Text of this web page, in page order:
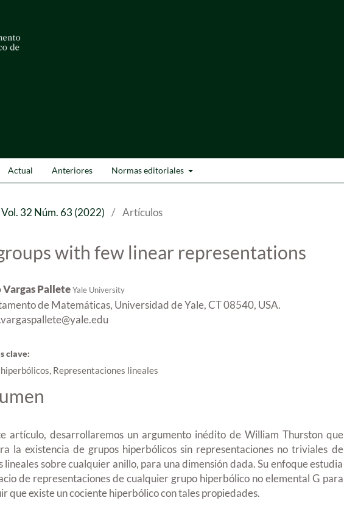
Actual Anteriores Normas editoriales
Vol. 32 Núm. 63 (2022) / Artículos
with few linear representations
Vargas PalleteYale University
de Matemáticas, Universidad de Yale, CT 08540, USA.
clave:
Representaciones lineales
artículo, desarrollaremos un argumento inédito de William Thurston que
la existencia de grupos hiperbólicos sin representaciones no triviales de
lineales sobre cualquier anillo, para una dimensión dada. Su enfoque estudia
de representaciones de cualquier grupo hiperbólico no elemental G para
que existe un cociente hiperbólico con tales propiedades.